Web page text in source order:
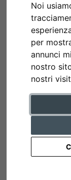
Noi
per
annunci
nostro
nostri